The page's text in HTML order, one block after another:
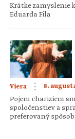
Krátke zamyslenie
Eduarda Fila
Viera 8.
Pojem chariziem
spoločenstiev a
preferovaný
hovoria poslední